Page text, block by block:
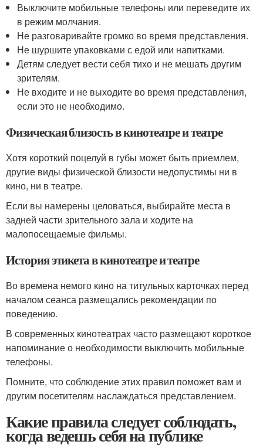
Выключите мобильные телефоны или переведите их
в режим молчания.
Не разговаривайте громко во время представления.
Не шуршите упаковками с едой или напитками.
Детям следует вести себя тихо и не мешать другим
зрителям.
Не входите и не выходите во время представления,
если это не необходимо.
Физическая близость в кинотеатре и театре
Хотя короткий поцелуй в губы может быть приемлем,
другие виды физической близости недопустимы ни в
кино, ни в театре.
Если вы намерены целоваться, выбирайте места в
задней части зрительного зала и ходите на
малопосещаемые фильмы.
История этикета в кинотеатре и театре
Во времена немого кино на титульных карточках перед
началом сеанса размещались рекомендации по
поведению.
В современных кинотеатрах часто размещают короткое
напоминание о необходимости выключить мобильные
телефоны.
Помните, что соблюдение этих правил поможет вам и
другим посетителям наслаждаться представлением.
Какие правила следует соблюдать,
когда ведешь себя на публике